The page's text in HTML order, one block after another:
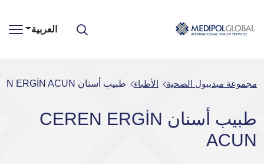
العربية
مجموعة ميديبول الصحية الأطباء طبيب أسنان CEREN ERGİN ACUN
طبيب أسنان CEREN ERGİN
ACUN